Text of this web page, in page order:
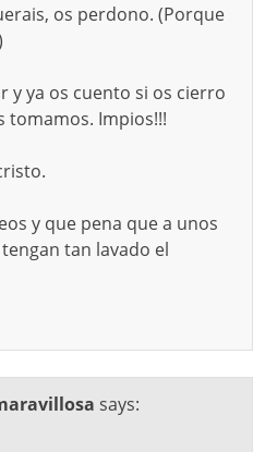
os perdono. (Porque
y ya os cuento si os cierro
tomamos. Impios!!!
y que pena que a unos
tan lavado el
says: